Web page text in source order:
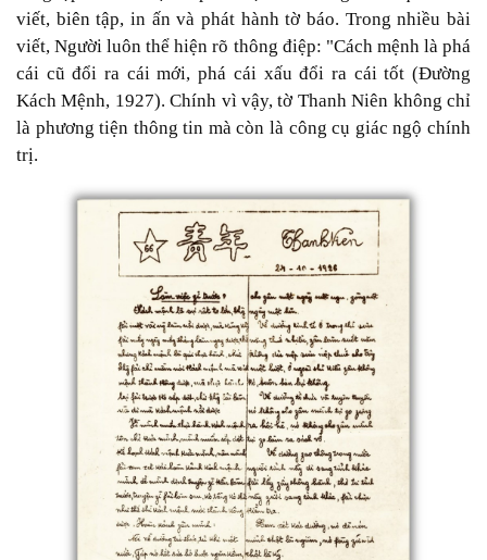
viết, biên tập, in ấn và phát hành tờ báo. Trong nhiều bài
viết, Người luôn thể hiện rõ thông điệp: "Cách mệnh là phá
cái cũ đổi ra cái mới, phá cái xấu đổi ra cái tốt (Đường
Kách Mệnh, 1927). Chính vì vậy, tờ Thanh Niên không chỉ
là phương tiện thông tin mà còn là công cụ giác ngộ chính
trị.